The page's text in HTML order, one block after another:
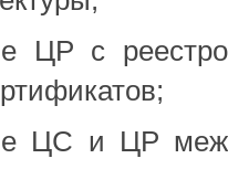
ЦР с
ЦС и ЦР